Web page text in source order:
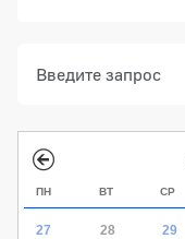
ПН ВТ СР
27 28 29